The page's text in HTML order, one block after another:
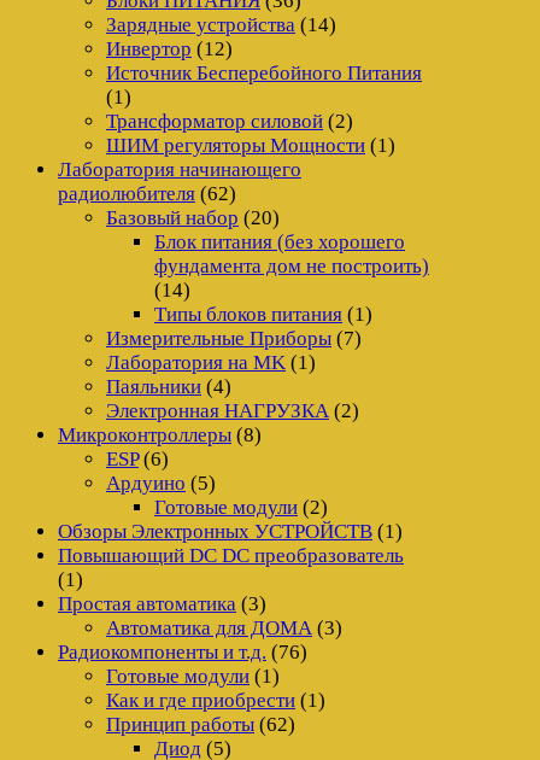
Зарядные устройства (14)
Инвертор (12)
Источник Бесперебойного Питания
(1)
Трансформатор силовой (2)
ШИМ регуляторы Мощности (1)
Лаборатория начинающего
радиолюбителя (62)
Базовый набор (20)
Блок питания (без хорошего
фундамента дом не построить)
(14)
Типы блоков питания (1)
Измерительные Приборы (7)
Лаборатория на MK (1)
Паяльники (4)
Электронная НАГРУЗКА (2)
Микроконтроллеры (8)
ESP(6)
Ардуино (5)
Готовые модули (2)
Обзоры Электронных УСТРОЙСТВ (1)
Повышающий DC DC преобразователь
(1)
Простая автоматика (3)
Автоматика для ДОМА (3)
Радиокомпоненты и т.д. (76)
Готовые модули (1)
Как и где приобрести (1)
Принцип работы (62)
Диод (5)